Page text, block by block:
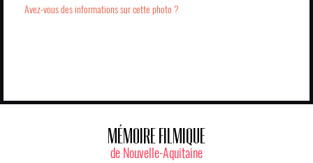
Avez-vous des informations sur cette photo ?
MÉMOIRE FILMIQUE
de Nouvelle-Aquitaine